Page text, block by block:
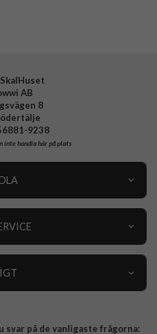
AB
8
9238
inte handla här på plats
på de vanligaste frågorna: